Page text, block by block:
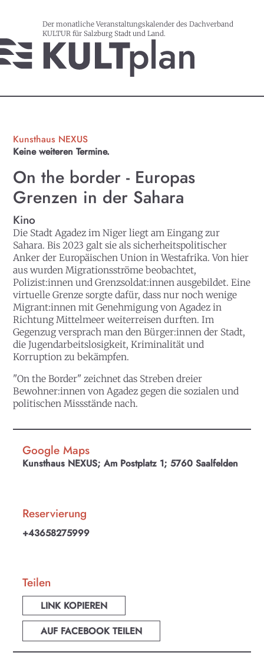
Der monatliche Veranstaltungskalender des Dachverband
KULTUR für Salzburg Stadt und Land.
Kunsthaus NEXUS
Keine weiteren Termine.
On the border - Europas
Grenzen in der Sahara
Kino
Die Stadt Agadez im Niger liegt am Eingang zur
Sahara. Bis 2023 galt sie als sicherheitspolitischer
Anker der Europäischen Union in Westafrika. Von hier
aus wurden Migrationsströme beobachtet,
Polizist:innen und Grenzsoldat:innen ausgebildet. Eine
virtuelle Grenze sorgte dafür, dass nur noch wenige
Migrant:innen mit Genehmigung von Agadez in
Richtung Mittelmeer weiterreisen durften. Im
Gegenzug versprach man den Bürger:innen der Stadt,
die Jugendarbeitslosigkeit, Kriminalität und
Korruption zu bekämpfen.
"On the Border" zeichnet das Streben dreier
Bewohner:innen von Agadez gegen die sozialen und
politischen Missstände nach.
Google Maps
Kunsthaus NEXUS; Am Postplatz 1; 5760 Saalfelden
Reservierung
+43658275999
Teilen
LINK KOPIEREN
AUF FACEBOOK TEILEN